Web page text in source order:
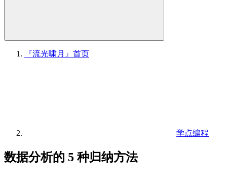
『流光啸月』 首页
学点编程
数据分析的 5 种归纳方法